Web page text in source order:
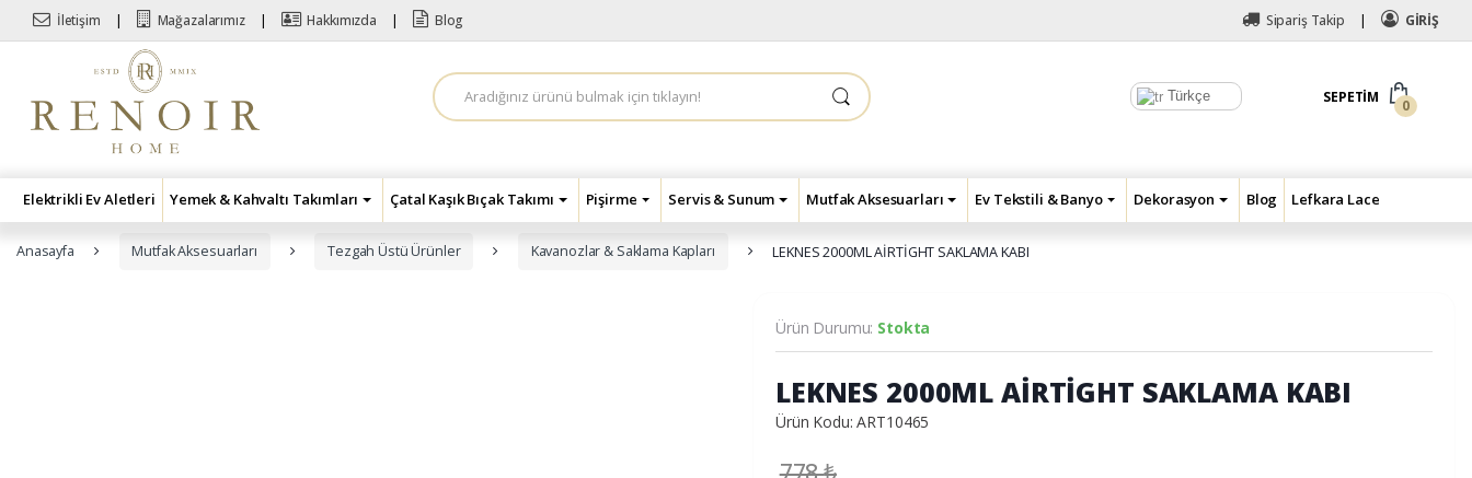
Skip to navigation
Skip to content
İletişim Mağazalarımız Hakkımızda Blog Sipariş Takip GİRİŞ
Türkçe
A
r
a
SEPETIM
0
Elektrikli Ev Aletleri Yemek & Kahvaltı Takımları Çatal Kaşık Bıçak Takımı Pişirme Servis & Sunum Mutfak Aksesuarları Ev Tekstili & Banyo Dekorasyon Blog Lefkara Lace
Anasayfa Mutfak Aksesuarları Tezgah Üstü Ürünler Kavanozlar & Saklama Kapları LEKNES 2000ML AİRTİGHT SAKLAMA KABI
Ürün Durumu: Stokta
LEKNES 2000ML AİRTİGHT SAKLAMA KABI
Ürün Kodu: ART10465